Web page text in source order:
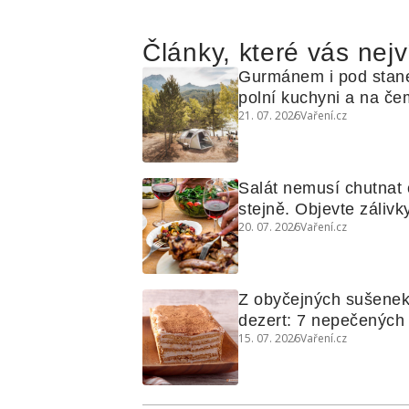
Články, které vás
Gurmánem i pod
polní kuchyni a na
21. 07. 2026Vaření.cz
Salát nemusí chutnat
stejně. Objevte
využijete i na maso,
20. 07. 2026Vaření.cz
Z obyčejných
dezert: 7
koláčů
15. 07. 2026Vaření.cz